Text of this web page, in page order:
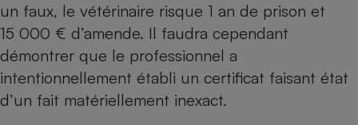
un faux, le vétérinaire risque 1 an de prison et
15 000 € d’amende. Il faudra cependant
démontrer que le professionnel a
intentionnellement établi un certificat faisant état
d’un fait matériellement inexact.